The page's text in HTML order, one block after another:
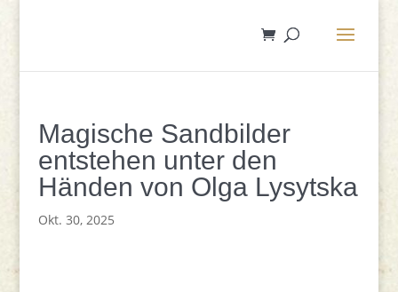
Magische Sandbilder
entstehen unter den
Händen von Olga Lysytska
Okt. 30, 2025